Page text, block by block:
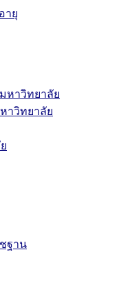
ายุ
หาวิทยาลัย
าวิทยาลัย
ฐาน